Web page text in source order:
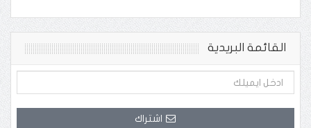
القائمة البريدية
اشتراك